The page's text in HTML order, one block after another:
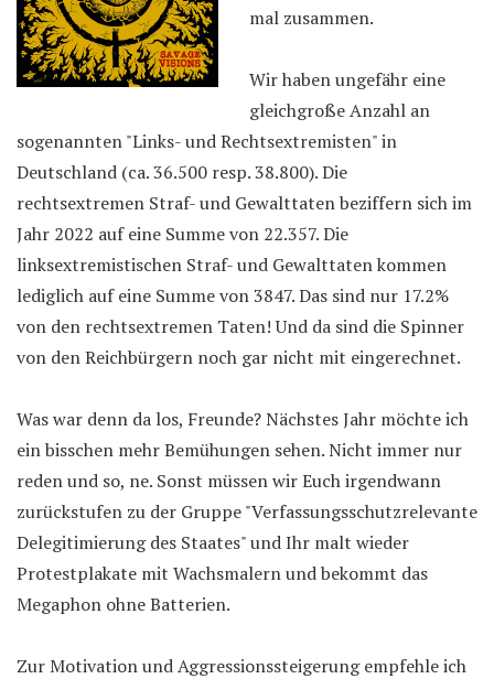
mal zusammen.
Wir haben ungefähr eine
gleichgroße Anzahl an
sogenannten "Links- und Rechtsextremisten" in
Deutschland (ca. 36.500 resp. 38.800). Die
rechtsextremen Straf- und Gewalttaten beziffern sich im
Jahr 2022 auf eine Summe von 22.357. Die
linksextremistischen Straf- und Gewalttaten kommen
lediglich auf eine Summe von 3847. Das sind nur 17.2%
von den rechtsextremen Taten! Und da sind die Spinner
von den Reichbürgern noch gar nicht mit eingerechnet.
Was war denn da los, Freunde? Nächstes Jahr möchte ich
ein bisschen mehr Bemühungen sehen. Nicht immer nur
reden und so, ne. Sonst müssen wir Euch irgendwann
zurückstufen zu der Gruppe "Ver­fas­sungs­schutz­re­le­van­te
De­le­gi­ti­mie­rung des Staa­tes" und Ihr malt wieder
Protestplakate mit Wachsmalern und bekommt das
Megaphon ohne Batterien.
Zur Motivation und Aggressionssteigerung empfehle ich